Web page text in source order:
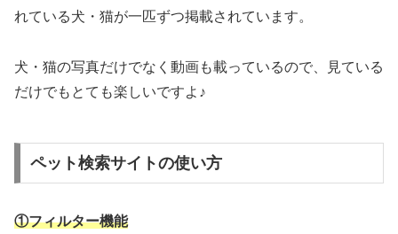
れている犬・猫が一匹ずつ掲載されています。
犬・猫の写真だけでなく動画も載っているので、見ている
だけでもとても楽しいですよ♪
ペット検索サイトの使い方
①フィルター機能